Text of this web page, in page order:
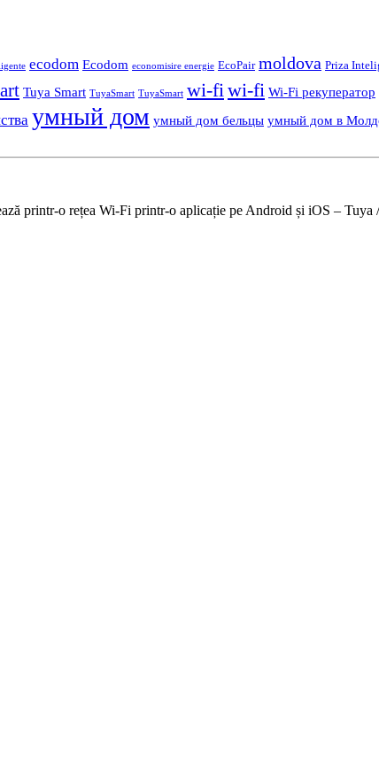
ecodom Ecodom economisire energie EcoPair moldova Priza
Tuya Smart TuyaSmart TuyaSmart wi-fiwi-fi Wi-Fi рекуператор
умный дом умный дом бельцы умный дом в
printr-o rețea Wi-Fi printr-o aplicație pe Android și iOS – Tuya